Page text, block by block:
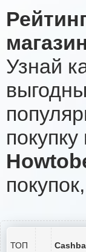
Узнай
ТОП